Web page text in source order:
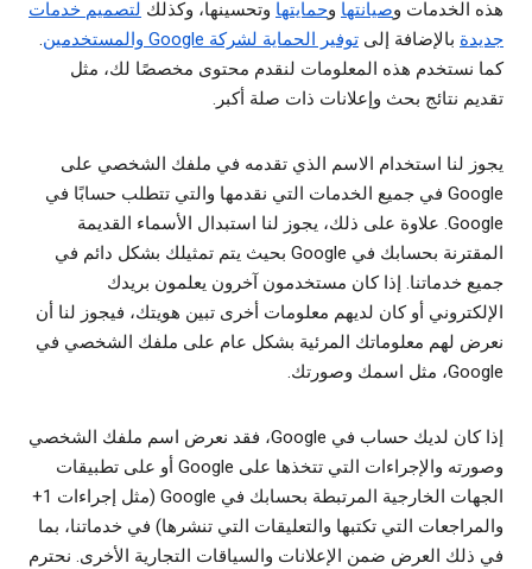
هذه الخدمات وصيانتها وحمايتها وتحسينها، وكذلك لتصميم خدمات
جديدة بالإضافة إلى توفير الحماية لشركة Google والمستخدمين
.
كما نستخدم هذه المعلومات لنقدم محتوى مخصصًا لك، مثل
تقديم نتائج بحث وإعلانات ذات صلة أكبر.
يجوز لنا استخدام الاسم الذي تقدمه في ملفك الشخصي على
Google في جميع الخدمات التي نقدمها والتي تتطلب حسابًا في
Google. علاوة على ذلك، يجوز لنا استبدال الأسماء القديمة
المقترنة بحسابك في Google بحيث يتم تمثيلك بشكل دائم في
جميع خدماتنا. إذا كان مستخدمون آخرون يعلمون بريدك
الإلكتروني أو كان لديهم معلومات أخرى تبين هويتك، فيجوز لنا أن
نعرض لهم معلوماتك المرئية بشكل عام على ملفك الشخصي في
Google، مثل اسمك وصورتك.
إذا كان لديك حساب في Google، فقد نعرض اسم ملفك الشخصي
وصورته والإجراءات التي تتخذها على Google أو على تطبيقات
الجهات الخارجية المرتبطة بحسابك في Google (مثل إجراءات 1+
والمراجعات التي تكتبها والتعليقات التي تنشرها) في خدماتنا، بما
في ذلك العرض ضمن الإعلانات والسياقات التجارية الأخرى. نحترم